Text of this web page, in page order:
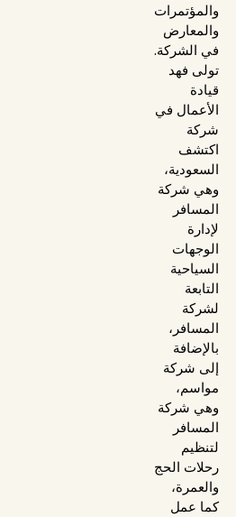
والمؤتمرات
والمعارض
في الشركة.
تولى فهد
قيادة
الأعمال في
شركة
اكتشف
السعودية،
وهي شركة
المسافر
لإدارة
الوجهات
السياحية
التابعة
لشركة
المسافر،
بالإضافة
إلى شركة
مواسم،
وهي شركة
المسافر
لتنظيم
رحلات الحج
والعمرة،
كما عمل